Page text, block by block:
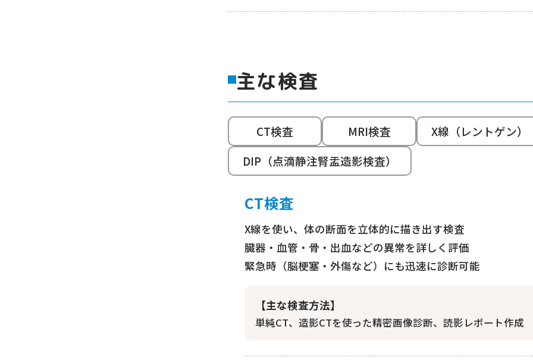
主な検査
CT検査 MRI検査
X線（レントゲン）
DIP（点滴静注腎盂造影検査）
CT検査
X線を使い、体の断面を立体的に描き出す検査
臓器・血管・骨・出血などの異常を詳しく評価
緊急時（脳梗塞・外傷など）にも迅速に診断可能
【主な検査方法】
単純CT、造影CTを使った精密画像診断、読影レポート作成